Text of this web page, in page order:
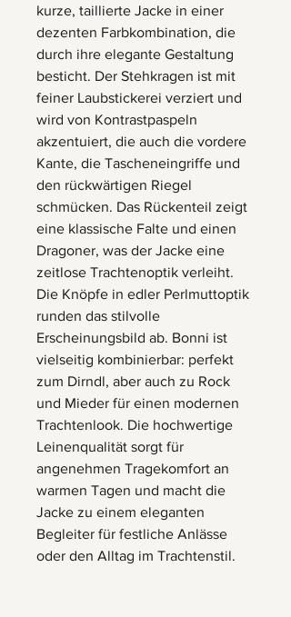
kurze, taillierte Jacke in einer
dezenten Farbkombination, die
durch ihre elegante Gestaltung
besticht. Der Stehkragen ist mit
feiner Laubstickerei verziert und
wird von Kontrastpaspeln
akzentuiert, die auch die vordere
Kante, die Tascheneingriffe und
den rückwärtigen Riegel
schmücken. Das Rückenteil zeigt
eine klassische Falte und einen
Dragoner, was der Jacke eine
zeitlose Trachtenoptik verleiht.
Die Knöpfe in edler Perlmuttoptik
runden das stilvolle
Erscheinungsbild ab. Bonni ist
vielseitig kombinierbar: perfekt
zum Dirndl, aber auch zu Rock
und Mieder für einen modernen
Trachtenlook. Die hochwertige
Leinenqualität sorgt für
angenehmen Tragekomfort an
warmen Tagen und macht die
Jacke zu einem eleganten
Begleiter für festliche Anlässe
oder den Alltag im Trachtenstil.